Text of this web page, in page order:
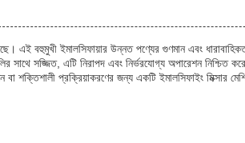
এই বহুমুখী ইমালসিফায়ার উন্নত পণ্যের গুণমান এবং
সজ্জিত, এটি নিরাপদ এবং নির্ভরযোগ্য অপারেশন নিশ্চিত
শক্তিশালী প্রক্রিয়াকরণের জন্য একটি ইমালসিফাইং মিক্সার